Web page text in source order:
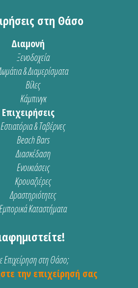
στη Θάσο
Διαμονή
Ξενοδοχεία
& Διαμερίσματα
Βίλες
Κάμπινγκ
Επιχειρήσεις
Εστιατόρια & Ταβέρνες
Beach Bars
Διασκέδαση
Ενοικιάσεις
Κρουαζιέρες
Δραστηριότητες
Καταστήματα
Επιχείρηση στη Θάσο;
την επιχείρησή σας